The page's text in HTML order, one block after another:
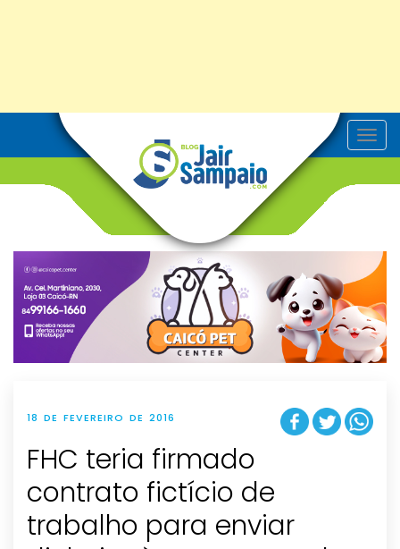
T
o
v
g
t
i
o
n
18 DE FEVEREIRO DE 2016
FHC teria firmado
contrato fictício de
trabalho para enviar